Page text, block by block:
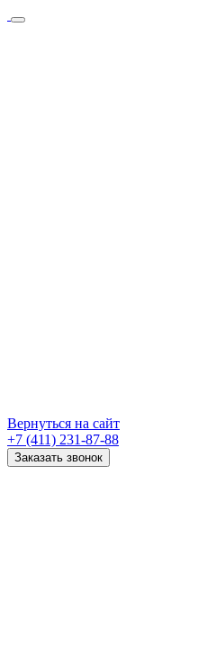
Вернуться на сайт
+7 (411) 231-87-88
Заказать звонок